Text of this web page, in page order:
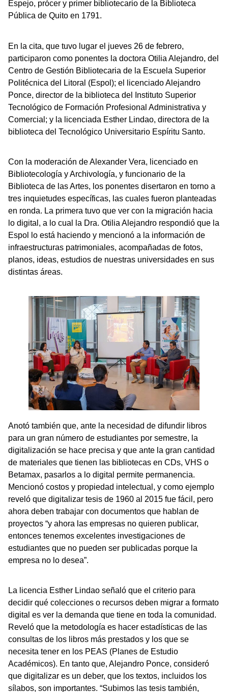
Espejo, prócer y primer bibliotecario de la Biblioteca
Pública de Quito en 1791.
En la cita, que tuvo lugar el jueves 26 de febrero,
participaron como ponentes la doctora Otilia Alejandro, del
Centro de Gestión Bibliotecaria de la Escuela Superior
Politécnica del Litoral (Espol); el licenciado Alejandro
Ponce, director de la biblioteca del Instituto Superior
Tecnológico de Formación Profesional Administrativa y
Comercial; y la licenciada Esther Lindao, directora de la
biblioteca del Tecnológico Universitario Espíritu Santo.
Con la moderación de Alexander Vera, licenciado en
Bibliotecología y Archivología, y funcionario de la
Biblioteca de las Artes, los ponentes disertaron en torno a
tres inquietudes específicas, las cuales fueron planteadas
en ronda. La primera tuvo que ver con la migración hacia
lo digital, a lo cual la Dra. Otilia Alejandro respondió que la
Espol lo está haciendo y mencionó a la información de
infraestructuras patrimoniales, acompañadas de fotos,
planos, ideas, estudios de nuestras universidades en sus
distintas áreas.
Anotó también que, ante la necesidad de difundir libros
para un gran número de estudiantes por semestre, la
digitalización se hace precisa y que ante la gran cantidad
de materiales que tienen las bibliotecas en CDs, VHS o
Betamax, pasarlos a lo digital permite permanencia.
Mencionó costos y propiedad intelectual, y como ejemplo
reveló que digitalizar tesis de 1960 al 2015 fue fácil, pero
ahora deben trabajar con documentos que hablan de
proyectos “y ahora las empresas no quieren publicar,
entonces tenemos excelentes investigaciones de
estudiantes que no pueden ser publicadas porque la
empresa no lo desea”.
La licencia Esther Lindao señaló que el criterio para
decidir qué colecciones o recursos deben migrar a formato
digital es ver la demanda que tiene en toda la comunidad.
Reveló que la metodología es hacer estadísticas de las
consultas de los libros más prestados y los que se
necesita tener en los PEAS (Planes de Estudio
Académicos). En tanto que, Alejandro Ponce, consideró
que digitalizar es un deber, que los textos, incluidos los
sílabos, son importantes. “Subimos las tesis también,